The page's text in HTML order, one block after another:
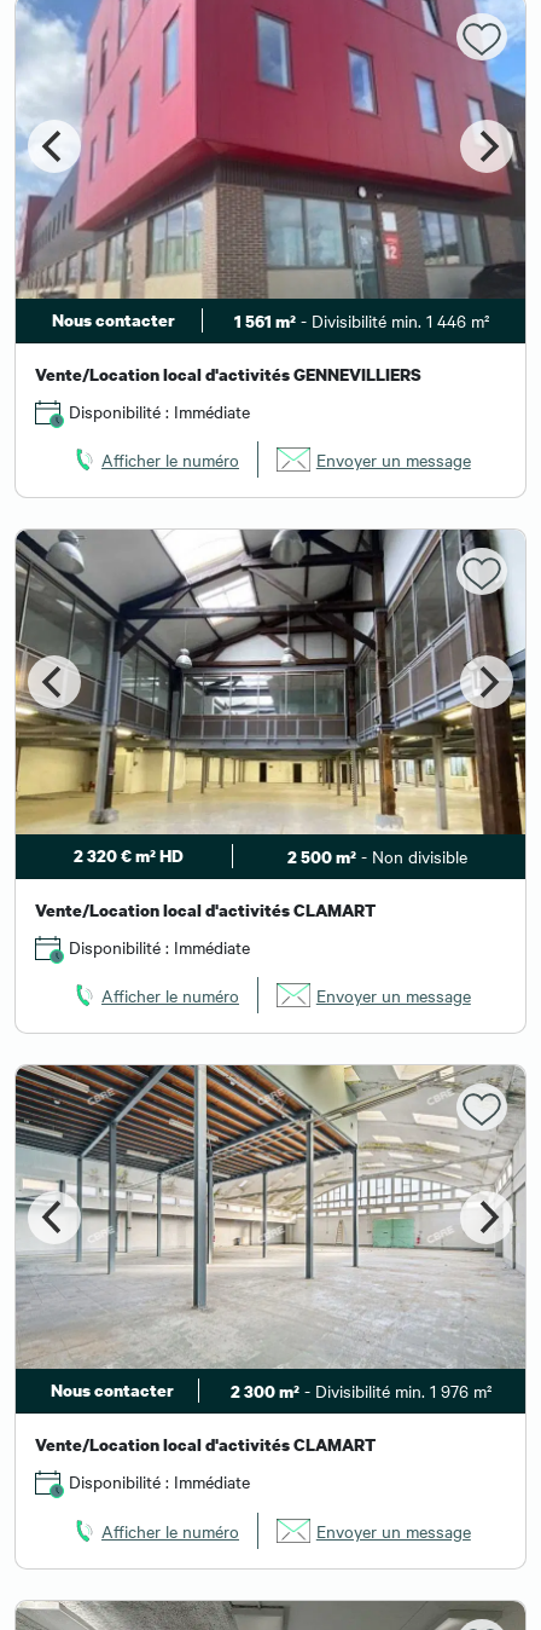
Nous contacter 1 561 m² - Divisibilité min. 1 446 m²
Vente/Location local d'activités GENNEVILLIERS
Disponibilité : Immédiate
Afficher le numéro Envoyer un message
2 320 € m² HD 2 500 m² - Non divisible
Vente/Location local d'activités CLAMART
Disponibilité : Immédiate
Afficher le numéro Envoyer un message
Nous contacter 2 300 m²- Divisibilité min. 1 976 m²
Vente/Location local d'activités CLAMART
Disponibilité : Immédiate
Afficher le numéro Envoyer un message